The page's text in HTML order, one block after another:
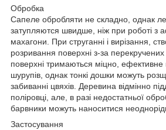
Обробка
Сапеле обробляти не складно, однак
затупляются швидше, ніж при роботі з
махагони. При струганні і вирізання,
розривання поверхні з-за
поверхні тримаються міцно, ефективне
шурупів, однак тонкі дошки можуть
забиванні цвяхів. Деревина відмінно
поліровці, але, в разі недостатньої
барвники можуть наноситися
Застосування